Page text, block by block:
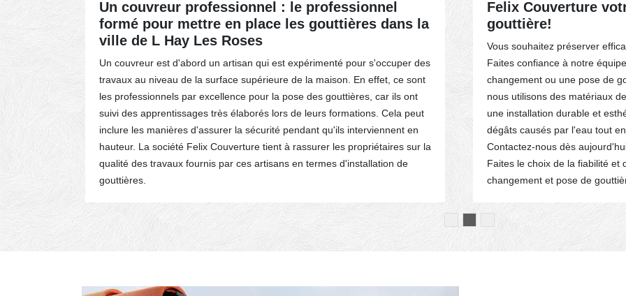
Un couvreur professionnel : le professionnel
formé pour mettre en place les gouttières dans la
ville de L Hay Les Roses
Un couvreur est d'abord un artisan qui est expérimenté pour s'occuper des
travaux au niveau de la surface supérieure de la maison. En effet, ce sont
les professionnels par excellence pour la pose des gouttières, car ils ont
suivi des apprentissages très élaborés lors de leurs formations. Cela peut
inclure les manières d'assurer la sécurité pendant qu'ils interviennent en
hauteur. La société Felix Couverture tient à rassurer les propriétaires sur la
qualité des travaux fournis par ces artisans en termes d'installation de
gouttières.
Felix Couverture
gouttière!
Vous souhaitez préserver
Faites confiance à notre
changement ou une pose de
nous utilisons des matériaux
une installation durable et
dégâts causés par l'eau tout
Contactez-nous dès
Faites le choix de la fiabilité et
changement et pose de